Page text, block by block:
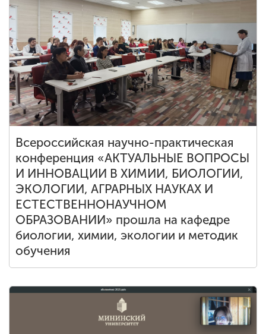
Всероссийская научно-практическая
конференция «АКТУАЛЬНЫЕ ВОПРОСЫ
И ИННОВАЦИИ В ХИМИИ, БИОЛОГИИ,
ЭКОЛОГИИ, АГРАРНЫХ НАУКАХ И
ЕСТЕСТВЕННОНАУЧНОМ
ОБРАЗОВАНИИ» прошла на кафедре
биологии, химии, экологии и методик
обучения